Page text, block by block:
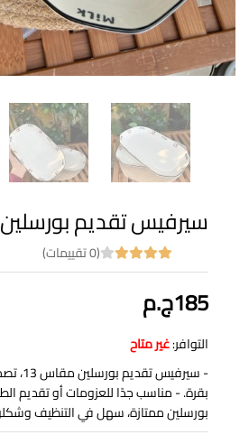
سيرفيس تقديم بورسلين
(0 تقييمات)
185ج.م
التوافر:غير متاح
-
بقرة. - مناسب جدًا للعزومات أو تقديم
بورسلين ممتازة، سهل في التنظيف